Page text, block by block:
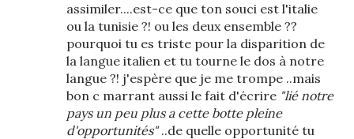
assimiler....est-ce que ton souci est l'italie
ou la tunisie ?! ou les deux ensemble ??
pourquoi tu es triste pour la disparition de
la langue italien et tu tourne le dos à notre
langue ?! j'espère que je me trompe ..mais
bon c marrant aussi le fait d'écrire "lié notre
pays un peu plus a cette botte pleine
d'opportunités"..de quelle opportunité tu